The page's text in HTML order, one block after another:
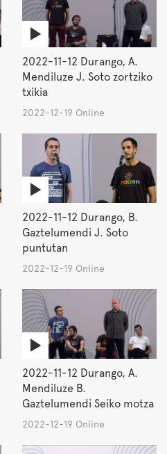
2022-11-12 Durango, A.
Mendiluze J. Soto zortziko
txikia
2022-12-19 Online
2022-11-12 Durango, B.
Gaztelumendi J. Soto
puntutan
2022-12-19 Online
2022-11-12 Durango, A.
Mendiluze B.
Gaztelumendi Seiko motza
2022-12-19 Online